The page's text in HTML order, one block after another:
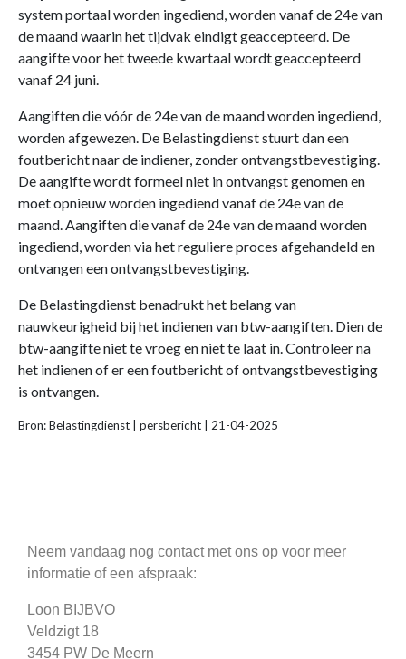
system portaal worden ingediend, worden vanaf de 24e van
de maand waarin het tijdvak eindigt geaccepteerd. De
aangifte voor het tweede kwartaal wordt geaccepteerd
vanaf 24 juni.
Aangiften die vóór de 24e van de maand worden ingediend,
worden afgewezen. De Belastingdienst stuurt dan een
foutbericht naar de indiener, zonder ontvangstbevestiging.
De aangifte wordt formeel niet in ontvangst genomen en
moet opnieuw worden ingediend vanaf de 24e van de
maand. Aangiften die vanaf de 24e van de maand worden
ingediend, worden via het reguliere proces afgehandeld en
ontvangen een ontvangstbevestiging.
De Belastingdienst benadrukt het belang van
nauwkeurigheid bij het indienen van btw-aangiften. Dien de
btw-aangifte niet te vroeg en niet te laat in. Controleer na
het indienen of er een foutbericht of ontvangstbevestiging
is ontvangen.
Bron: Belastingdienst | persbericht | 21-04-2025
Neem vandaag nog contact met ons op voor meer
informatie of een afspraak:
Loon BIJBVO
Veldzigt 18
3454 PW De Meern